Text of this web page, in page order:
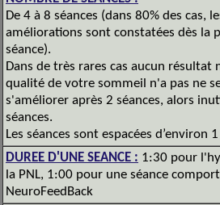
De 4 à 8 séances (dans 80% des cas,
améliorations sont constatées dès la
séance).
Dans de très rares cas aucun résultat
qualité de votre sommeil n'a pas ne
s'améliorer après 2 séances, alors
séances.
Les séances sont espacées d’environ
DUREE D'UNE SEANCE : 1:30 pour
la PNL, 1:00 pour une séance
NeuroFeedBack